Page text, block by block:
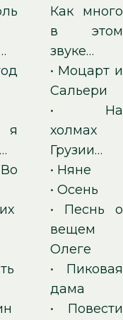
я
Во
Как много
в этом
звуке…
• Моцарт и
Сальери
• На
холмах
Грузии…
• Няне
• Осень
• Песнь о
вещем
Олеге
• Пиковая
дама
• Повести